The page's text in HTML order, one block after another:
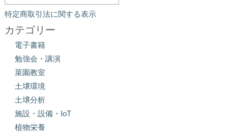
特定商取引法に関する表示
カテゴリー
電子書籍
勉強会・講演
菜園教室
土壌環境
土壌分析
施設・設備・IoT
植物栄養